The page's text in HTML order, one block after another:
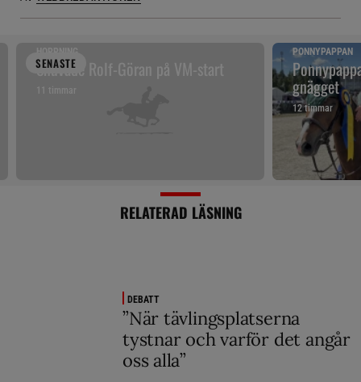
SENASTE
HOPPNING
Snuvade Rolf-Göran på VM-start
11 timmar
PONNYPAPPAN
gnägget
12 timmar
RELATERAD LÄSNING
DEBATT
”När tävlingsplatserna
tystnar och varför det angår
oss alla”